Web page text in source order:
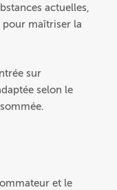
actuelles,
pour maîtriser la
sur
selon le
et le